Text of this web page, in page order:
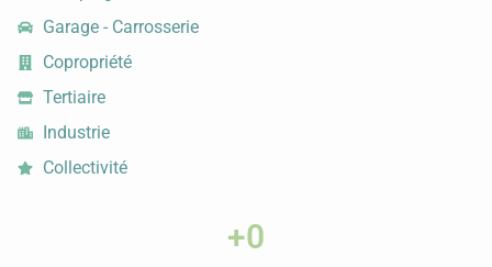
Garage - Carrosserie
Copropriété
Tertiaire
Industrie
Collectivité
+0